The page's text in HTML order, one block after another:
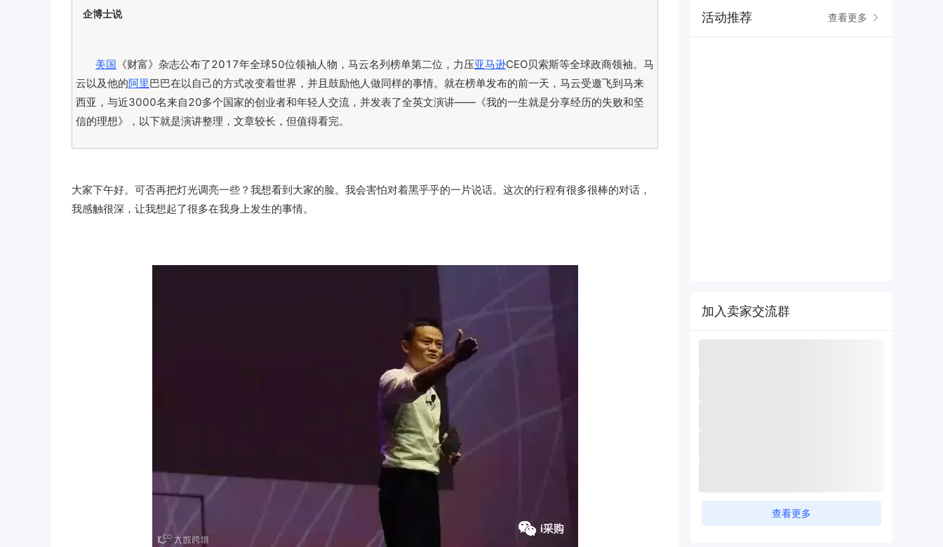
美国 《财富》杂志公布了2017年全球50位领袖人物，马云名列榜单第二位，力压亚马逊CEO贝索斯等全球政商领袖。马
云以及他的阿里巴巴在以自己的方式改变着世界，并且鼓励他人做同样的事情。就在榜单发布的前一天，马云受邀飞到马来
西亚，与近3000名来自20多个国家的创业者和年轻人交流，并发表了全英文演讲——《我的一生就是分享经历的失败和坚
信的理想》，以下就是演讲整理，文章较长，但值得看完。
企博士说
大家下午好。可否再把灯光调亮一些？我想看到大家的脸。我会害怕对着黑乎乎的一片说话。这次的行程有很多很棒的对话，
我感触很深，让我想起了很多在我身上发生的事情。
活动推荐 查看更多
加入卖家交流群
查看更多